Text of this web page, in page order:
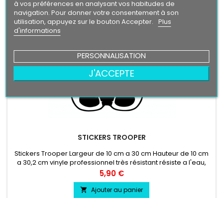
STICKERS TROOPER
Stickers Trooper Largeur de 10 cm a 30 cm Hauteur de 10 cm
a 30,2 cm vinyle professionnel très résistant résiste a l'eau,
essence, chaleur, froid.
Prix
5,90 €
 Ajouter au panier
à vos préférences en analysant vos habitudes de
navigation. Pour donner votre consentement à son
utilisation, appuyez sur le bouton Accepter. Plus
d'informations
PERSONNALISATION
J'ACCEPTE